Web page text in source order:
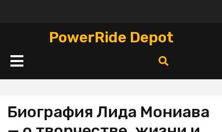
PowerRide Depot
Кнопка
Открыть
Биография Лида Мониава